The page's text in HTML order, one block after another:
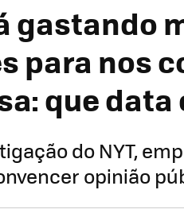
gastando
para nos
que
do NYT,
opinião